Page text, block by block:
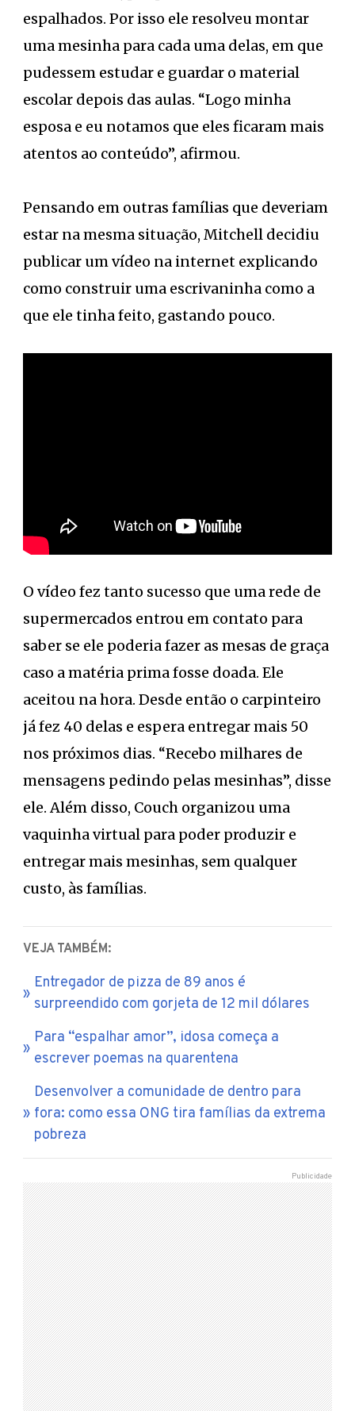
espalhados. Por isso ele resolveu montar
uma mesinha para cada uma delas, em que
pudessem estudar e guardar o material
escolar depois das aulas. “Logo minha
esposa e eu notamos que eles ficaram mais
atentos ao conteúdo”, afirmou.
Pensando em outras famílias que deveriam
estar na mesma situação, Mitchell decidiu
publicar um vídeo na internet explicando
como construir uma escrivaninha como a
que ele tinha feito, gastando pouco.
O vídeo fez tanto sucesso que uma rede de
supermercados entrou em contato para
saber se ele poderia fazer as mesas de graça
caso a matéria prima fosse doada. Ele
aceitou na hora. Desde então o carpinteiro
já fez 40 delas e espera entregar mais 50
nos próximos dias. “Recebo milhares de
mensagens pedindo pelas mesinhas”, disse
ele. Além disso, Couch organizou uma
vaquinha virtual para poder produzir e
entregar mais mesinhas, sem qualquer
custo, às famílias.
VEJA TAMBÉM:
Entregador de pizza de 89 anos é
surpreendido com gorjeta de 12 mil dólares
Para “espalhar amor”, idosa começa a
escrever poemas na quarentena
Desenvolver a comunidade de dentro para
fora: como essa ONG tira famílias da extrema
pobreza